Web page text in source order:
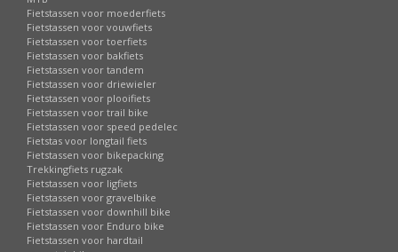
Fietstassen voor moederfiets
Fietstassen voor vouwfiets
Fietstassen voor toerfiets
Fietstassen voor bakfiets
Fietstassen voor tandem
Fietstassen voor driewieler
Fietstassen voor plooifiets
Fietstassen voor trail bike
Fietstassen voor speed pedelec
Fietstas voor longtail fiets
Fietstassen voor bikepacking
Trekkingfiets rugzak
Fietstassen voor ligfiets
Fietstassen voor gravelbike
Fietstassen voor downhill bike
Fietstassen voor Enduro bike
Fietstassen voor hardtail